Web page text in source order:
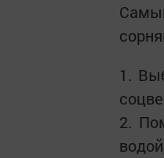
1.
2.